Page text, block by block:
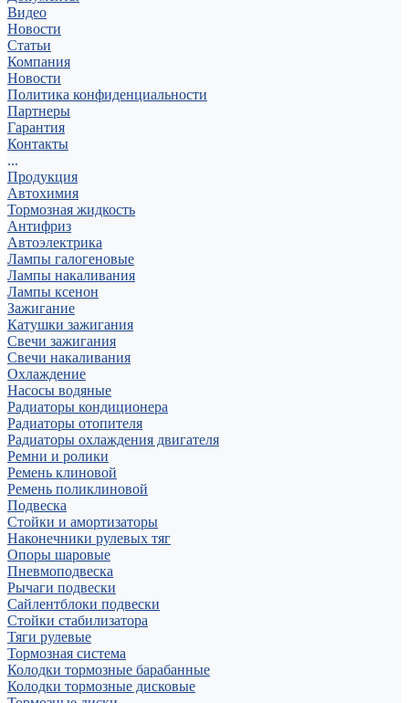
Видео
Новости
Статьи
Компания
Новости
Политика конфиденциальности
Партнеры
Гарантия
Контакты
...
Продукция
Автохимия
Тормозная жидкость
Антифриз
Автоэлектрика
Лампы галогеновые
Лампы накаливания
Лампы ксенон
Зажигание
Катушки зажигания
Свечи зажигания
Свечи накаливания
Охлаждение
Насосы водяные
Радиаторы кондиционера
Радиаторы отопителя
Радиаторы охлаждения двигателя
Ремни и ролики
Ремень клиновой
Ремень поликлиновой
Подвеска
Стойки и амортизаторы
Наконечники рулевых тяг
Опоры шаровые
Пневмоподвеска
Рычаги подвески
Сайлентблоки подвески
Стойки стабилизатора
Тяги рулевые
Тормозная система
Колодки тормозные барабанные
Колодки тормозные дисковые